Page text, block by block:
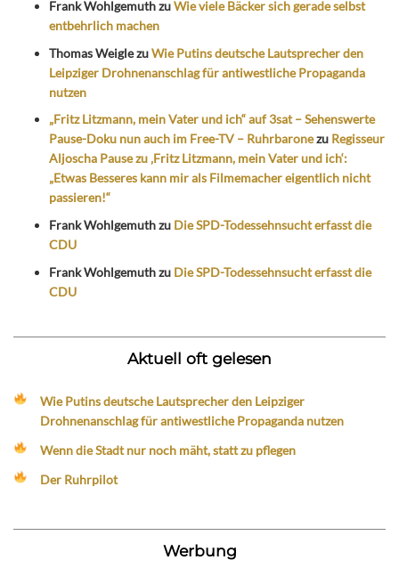
Frank WohlgemuthzuWie viele Bäcker sich gerade selbst
entbehrlich machen
Thomas WeiglezuWie Putins deutsche Lautsprecher den
Leipziger Drohnenanschlag für antiwestliche Propaganda
nutzen
„Fritz Litzmann, mein Vater und ich“ auf 3sat – Sehenswerte
Pause-Doku nun auch im Free-TV – Ruhrbaronezu Regisseur
Aljoscha Pause zu ‚Fritz Litzmann, mein Vater und ich‘:
„Etwas Besseres kann mir als Filmemacher eigentlich nicht
passieren!“
Frank Wohlgemuthzu Die SPD-Todessehnsucht erfasst die
CDU
Frank Wohlgemuthzu Die SPD-Todessehnsucht erfasst die
CDU
Aktuell oft gelesen
Wie Putins deutsche Lautsprecher den Leipziger
Drohnenanschlag für antiwestliche Propaganda nutzen
Wenn die Stadt nur noch mäht, statt zu pflegen
Der Ruhrpilot
Werbung